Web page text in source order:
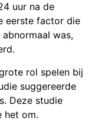
uur na de
eerste factor die
was,
rol spelen bij
suggereerde
Deze studie
het om.